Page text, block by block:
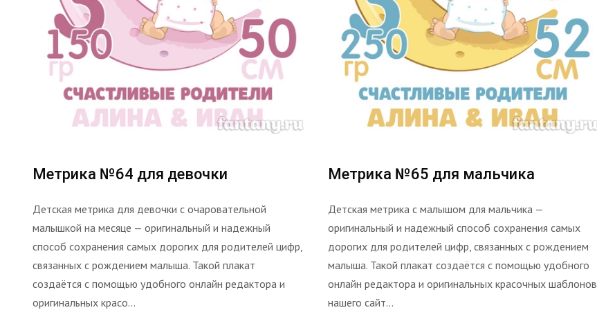
Метрика №64 для девочки
Детская метрика для девочки с очаровательной
малышкой на месяце — оригинальный и надежный
способ сохранения самых дорогих для родителей цифр,
связанных с рождением малыша. Такой плакат
создаётся с помощью удобного онлайн редактора и
оригинальных красо...
Метрика №65 для мальчика
Детская метрика с малышом для мальчика —
оригинальный и надежный способ сохранения самых
дорогих для родителей цифр, связанных с рождением
малыша. Такой плакат создаётся с помощью удобного
онлайн редактора и оригинальных красочных шаблонов
нашего сайт...